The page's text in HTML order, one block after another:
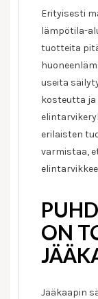
Erityisesti
lämpötila-
tuotteita
useita
kosteutta
erilaisten
varmistaa,
ON
Jääkaapin